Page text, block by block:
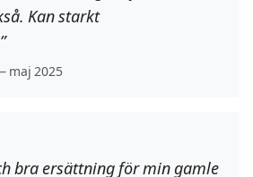
Kan starkt
maj 2025
bra ersättning för min gamle